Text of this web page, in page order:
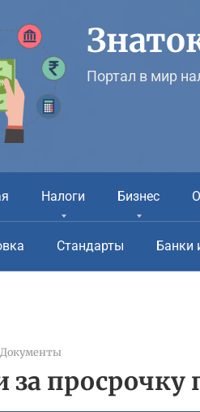
Портал в мир
Налоги Бизнес
Стандарты Банки
Документы
за